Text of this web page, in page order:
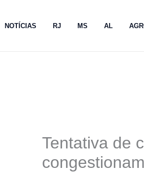
NOTÍCIAS RJ MS AL
Tentativa de